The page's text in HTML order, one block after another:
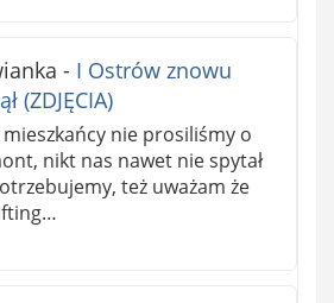
- I Ostrów znowu
(ZDJĘCIA)
nie prosiliśmy o
nikt nas nawet nie spytał
też uważam że